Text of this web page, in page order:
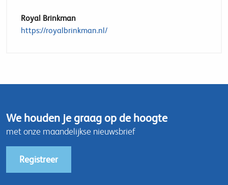
Royal Brinkman
https://royalbrinkman.nl/
We houden je graag op de hoogte
met onze maandelijkse nieuwsbrief
Registreer